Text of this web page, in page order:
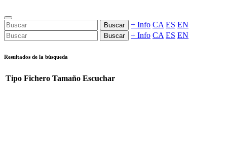
Buscar + Info CA ES EN
Buscar + Info CA ES EN
Resultados de la búsqueda
Tipo Fichero Tamaño Escuchar